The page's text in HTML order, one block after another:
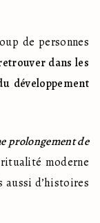
de personnes
dans les
développement
prolongement de
moderne
aussi d’histoires